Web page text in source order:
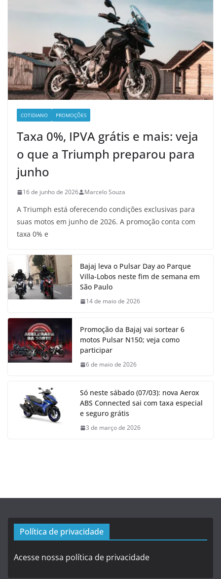
COTIDIANO PROMOÇÕES
Taxa 0%, IPVA grátis e mais: veja
o que a Triumph preparou para
junho
16 de junho de 2026 Marcelo Souza
A Triumph está oferecendo condições exclusivas para
suas motos em junho de 2026. A promoção conta com
taxa 0% e
Bajaj leva o Pulsar Day ao Parque
Villa-Lobos neste fim de semana em
São Paulo
14 de maio de 2026
Promoção da Bajaj vai sortear 6
motos Pulsar N150; veja como
participar
6 de maio de 2026
Só neste sábado (07/03): nova Aerox
ABS Connected sai com taxa especial
e seguro grátis
3 de março de 2026
Política de privacidade
Acesse nossa política de privacidade